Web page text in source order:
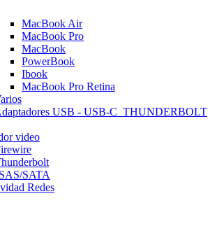
MacBook Air
MacBook Pro
MacBook
PowerBook
Ibook
MacBook Pro Retina
USB - USB-C_THUNDERBOLT
video
SATA
Redes